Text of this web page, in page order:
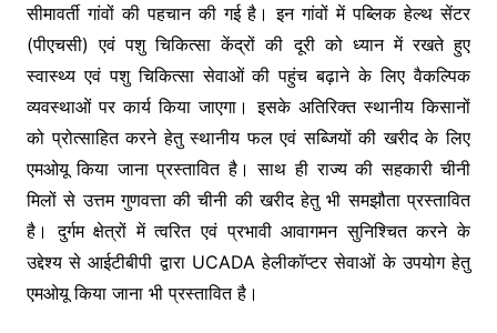
सीमावर्ती गांवों की पहचान की गई है। इन गांवों में पब्लिक हेल्थ सेंटर
(पीएचसी) एवं पशु चिकित्सा केंद्रों की दूरी को ध्यान में रखते हुए
स्वास्थ्य एवं पशु चिकित्सा सेवाओं की पहुंच बढ़ाने के लिए वैकल्पिक
व्यवस्थाओं पर कार्य किया जाएगा। इसके अतिरिक्त स्थानीय किसानों
को प्रोत्साहित करने हेतु स्थानीय फल एवं सब्जियों की खरीद के लिए
एमओयू किया जाना प्रस्तावित है। साथ ही राज्य की सहकारी चीनी
मिलों से उत्तम गुणवत्ता की चीनी की खरीद हेतु भी समझौता प्रस्तावित
है। दुर्गम क्षेत्रों में त्वरित एवं प्रभावी आवागमन सुनिश्चित करने के
उद्देश्य से आईटीबीपी द्वारा UCADA हेलीकॉप्टर सेवाओं के उपयोग हेतु
एमओयू किया जाना भी प्रस्तावित है।